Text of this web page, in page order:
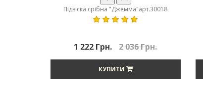
Підвіска срібна "Джемма"арт.30018
1 222 Грн. 2 036 Грн.
КУПИТИ